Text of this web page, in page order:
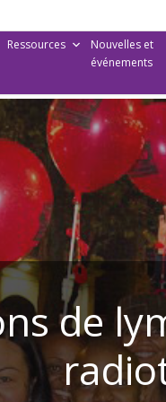
Ressources
Nouvelles et
événements
de